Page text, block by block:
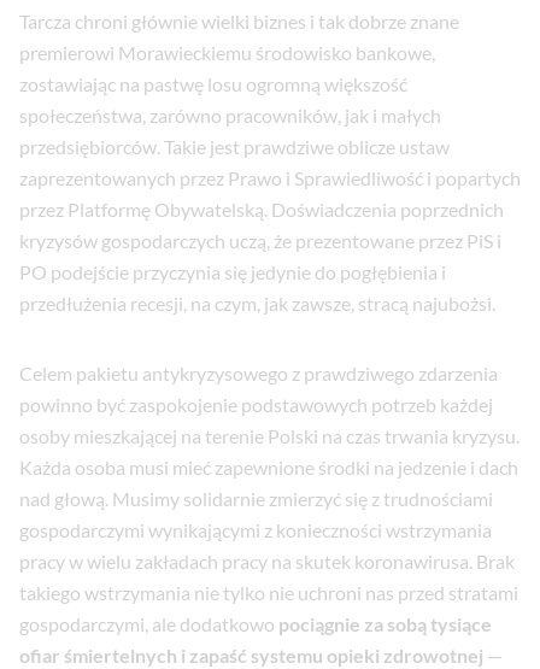
Tarcza chroni głównie wielki biznes i tak dobrze znane
premierowi Morawieckiemu środowisko bankowe,
zostawiając na pastwę losu ogromną większość
społeczeństwa, zarówno pracowników, jak i małych
przedsiębiorców. Takie jest prawdziwe oblicze ustaw
zaprezentowanych przez Prawo i Sprawiedliwość i popartych
przez Platformę Obywatelską. Doświadczenia poprzednich
kryzysów gospodarczych uczą, że prezentowane przez PiS i
PO podejście przyczynia się jedynie do pogłębienia i
przedłużenia recesji, na czym, jak zawsze, stracą najubożsi.
Celem pakietu antykryzysowego z prawdziwego zdarzenia
powinno być zaspokojenie podstawowych potrzeb każdej
osoby mieszkającej na terenie Polski na czas trwania kryzysu.
Każda osoba musi mieć zapewnione środki na jedzenie i dach
nad głową. Musimy solidarnie zmierzyć się z trudnościami
gospodarczymi wynikającymi z konieczności wstrzymania
pracy w wielu zakładach pracy na skutek koronawirusa. Brak
takiego wstrzymania nie tylko nie uchroni nas przed stratami
gospodarczymi, ale dodatkowo pociągnie za sobą tysiące
ofiar śmiertelnych i zapaść systemu opieki zdrowotnej —